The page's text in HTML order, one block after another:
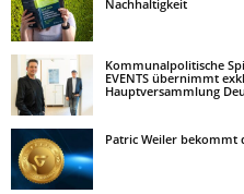
Nachhaltigkeit
Kommunalpolitische
EVENTS übernimmt
Hauptversammlung
Patric Weiler bekommt